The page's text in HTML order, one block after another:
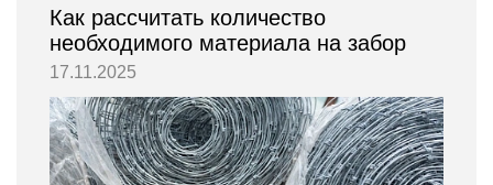
Как рассчитать количество
необходимого материала на забор
17.11.2025